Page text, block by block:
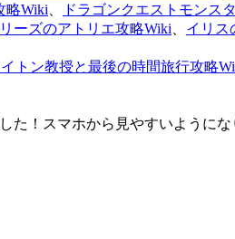
略Wiki ドラゴンクエストモンス
リーズのアトリエ攻略Wiki イリス
イトン教授と最後の時間旅行攻略
た！スマホから見やすいようにな